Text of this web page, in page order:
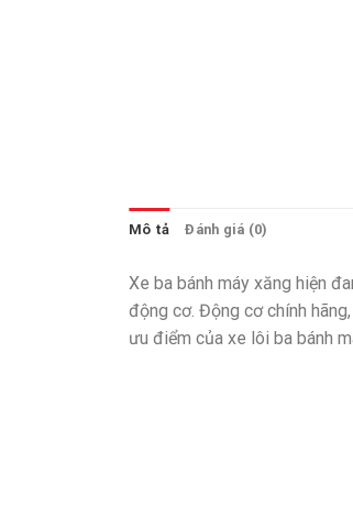
Mô tả Đánh giá (0)
Xe ba bánh máy xăng hiện
động cơ. Động cơ chính
ưu điểm của xe lôi ba bánh